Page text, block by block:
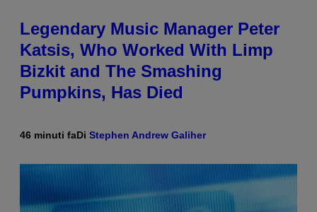
Legendary Music Manager Peter
Katsis, Who Worked With Limp
Bizkit and The Smashing
Pumpkins, Has Died
46 minuti faDi Stephen Andrew Galiher